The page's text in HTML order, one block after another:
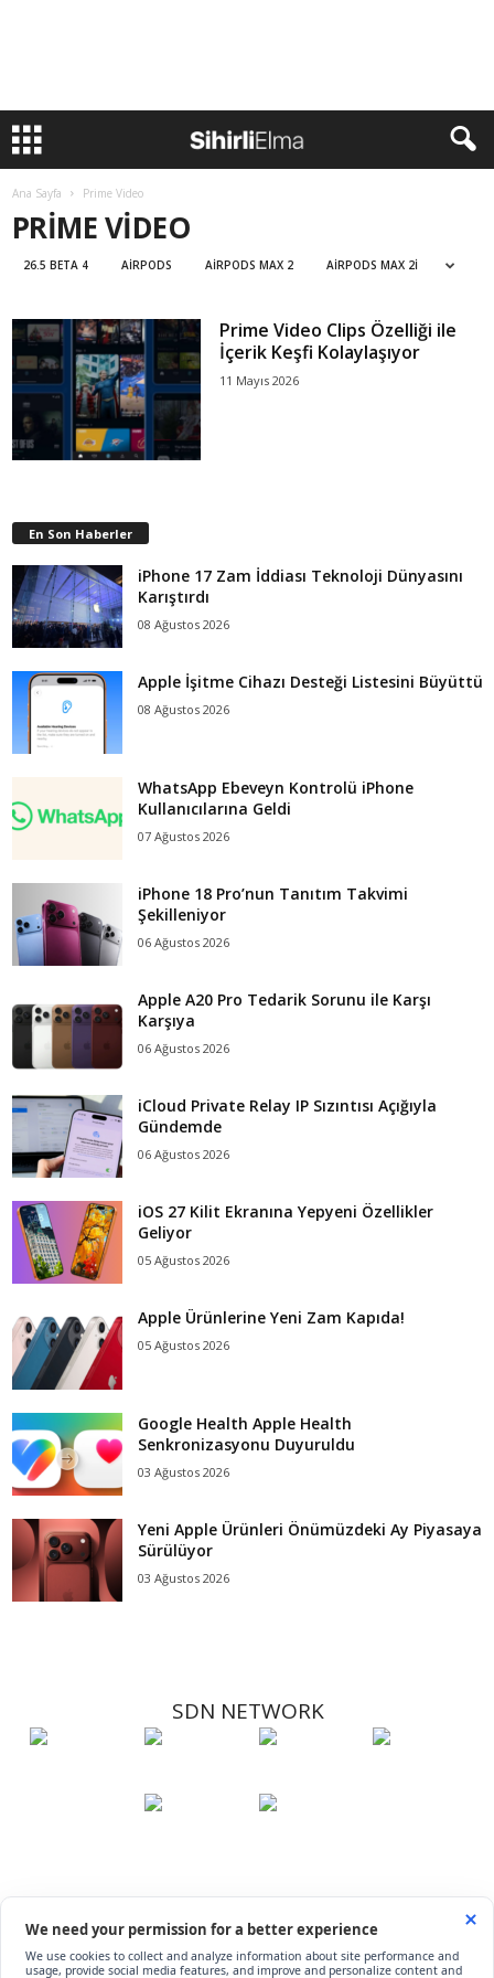
Ana Sayfa Prime Video
PRIME VIDEO
26.5 BETA 4 AIRPODS AIRPODS MAX 2 AIRPODS MAX 2I
Prime Video Clips Özelliği ile
İçerik Keşfi Kolaylaşıyor
11 Mayıs 2026
En Son Haberler
iPhone 17 Zam İddiası Teknoloji Dünyasını
Karıştırdı
08 Ağustos 2026
Apple İşitme Cihazı Desteği Listesini Büyüttü
08 Ağustos 2026
WhatsApp Ebeveyn Kontrolü iPhone
Kullanıcılarına Geldi
07 Ağustos 2026
iPhone 18 Pro’nun Tanıtım Takvimi
Şekilleniyor
06 Ağustos 2026
Apple A20 Pro Tedarik Sorunu ile Karşı
Karşıya
06 Ağustos 2026
iCloud Private Relay IP Sızıntısı Açığıyla
Gündemde
06 Ağustos 2026
iOS 27 Kilit Ekranına Yepyeni Özellikler
Geliyor
05 Ağustos 2026
Apple Ürünlerine Yeni Zam Kapıda!
05 Ağustos 2026
Google Health Apple Health
Senkronizasyonu Duyuruldu
03 Ağustos 2026
Yeni Apple Ürünleri Önümüzdeki Ay Piyasaya
Sürülüyor
03 Ağustos 2026
SDN NETWORK